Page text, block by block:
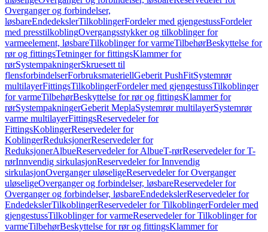
Overganger og forbindelser,
løsbareEndedekslerTilkoblingerFordeler med gjengestussFordeler
med presstilkoblingOvergangsstykker og tilkoblinger for
varmeelement, løsbareTilkoblinger for varmeTilbehørBeskyttelse for
rør og fittingsTetninger for fittingsKlammer for
rørSystempakningerSkruesett til
flensforbindelserForbruksmateriellGeberit PushFitSystemrør
multilayerFittingsTilkoblingerFordeler med gjengestussTilkoblinger
for varmeTilbehørBeskyttelse for rør og fittingsKlammer for
rørSystempakningerGeberit MeplaSystemrør multilayerSystemrør
varme multilayerFittingsReservedeler for
FittingsKoblingerReservedeler for
KoblingerReduksjonerReservedeler for
ReduksjonerAlbueReservedeler for AlbueT-rørReservedeler for T-
rørInnvendig sirkulasjonReservedeler for Innvendig
sirkulasjonOverganger uløseligeReservedeler for Overganger
uløseligeOverganger og forbindelser, løsbareReservedeler for
Overganger og forbindelser, løsbareEndedekslerReservedeler for
EndedekslerTilkoblingerReservedeler for TilkoblingerFordeler med
gjengestussTilkoblinger for varmeReservedeler for Tilkoblinger for
varmeTilbehørBeskyttelse for rør og fittingsKlammer for